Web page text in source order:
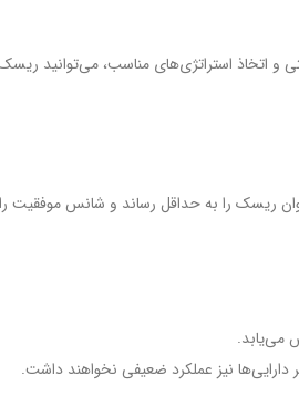
و اتخاذ استراتژی‌های مناسب، می‌توانید
ریسک را به حداقل رساند و شانس موفقیت
می‌یابد.
دارایی‌ها نیز عملکرد ضعیفی نخواهند داشت.